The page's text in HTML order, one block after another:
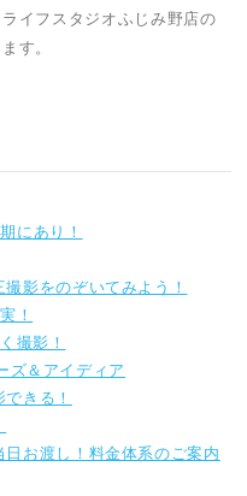
イフスタジオふじみ野店の
す。
にあり！
影をのぞいてみよう！
！
撮影！
＆アイディア
きる！
お渡し！料金体系のご案内